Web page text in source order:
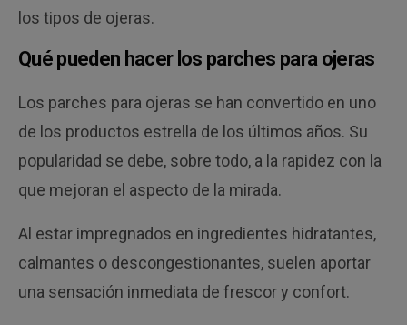
los tipos de ojeras.
Qué pueden hacer los parches para ojeras
Los parches para ojeras se han convertido en uno
de los productos estrella de los últimos años. Su
popularidad se debe, sobre todo, a la rapidez con la
que mejoran el aspecto de la mirada.
Al estar impregnados en ingredientes hidratantes,
calmantes o descongestionantes, suelen aportar
una sensación inmediata de frescor y confort.